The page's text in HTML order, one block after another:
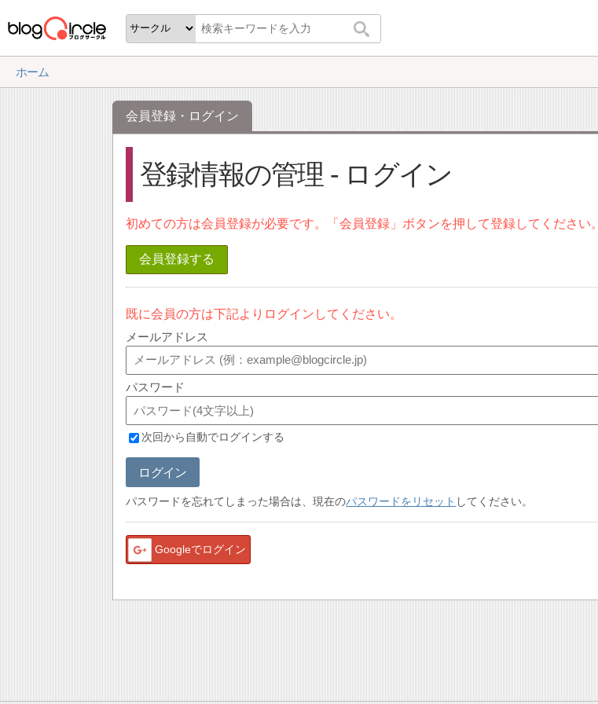
ホーム
会員登録・ログイン
登録情報の管理 - ログイン
初めての方は会員登録が必要です。「会員登録」ボタンを押して登録してください。
会員登録する
既に会員の方は下記よりログインしてください。
メールアドレス
パスワード
次回から自動でログインする
ログイン
パスワードを忘れてしまった場合は、現在のパスワードをリセット してください。
Googleでログイン